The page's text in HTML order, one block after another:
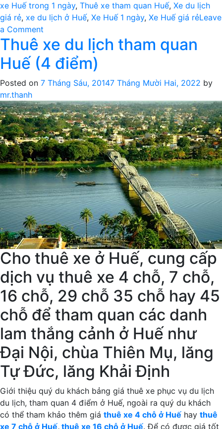
xe Huế trong 1 ngày, Thuê xe tham quan Huế, Xe du lịch
giá rẻ, xe du lịch ở Huế, Xe Huế 1 ngày, Xe Huế giá rẻLeave
a Comment
Thuê
xe
du
tham
quan
Huế
(5
điểm)
Thuê xe du lịch tham quan
Huế (4 điểm)
Posted on 7 Tháng Sáu, 20147 Tháng Mười Hai, 2022 by
mr.thanh
Cho thuê xe ở Huế, cung cấp
dịch vụ thuê xe 4 chỗ, 7 chỗ,
16 chỗ, 29 chỗ 35 chỗ hay 45
chỗ để tham quan các danh
lam thắng cảnh ở Huế như
Đại Nội, chùa Thiên Mụ, lăng
Tự Đức, lăng Khải Định
Giới thiệu quý du khách bảng giá thuê xe phục vụ du lịch
du lịch, tham quan 4 điểm ở Huế, ngoài ra quý du khách
có thể tham khảo thêm giá thuê xe 4 chỗ ở Huế hay thuê
xe 7 chỗ ở Huế, thuê xe 16 chỗ ở Huế. Để có được giá tốt